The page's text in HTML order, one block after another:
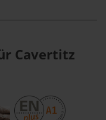
Cavertitz